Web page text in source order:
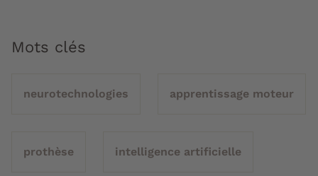
Mots clés
neurotechnologies apprentissage moteur
prothèse intelligence artificielle